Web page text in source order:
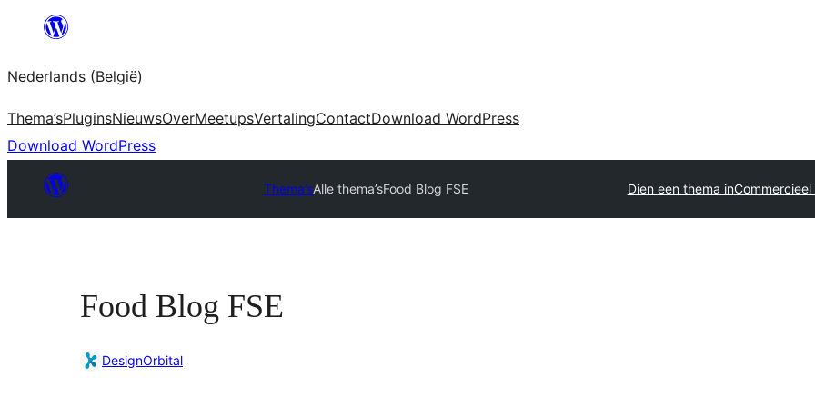
Spring
de
inhoud
Nederlands (België)
Thema’sPluginsNieuwsOverMeetupsVertalingContactDownload WordPress
Download WordPress
Thema’sAlle thema’sFood Blog FSE Dien een thema in
Food Blog FSE
DesignOrbital